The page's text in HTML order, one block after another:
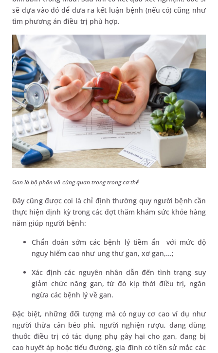
sẽ dựa vào đó để đưa ra kết luận bệnh (nếu có) cũng như
tìm phương án điều trị phù hợp.
Gan là bộ phận vô cùng quan trọng trong cơ thể
Đây cũng được coi là chỉ định thường quy người bệnh cần
thực hiện định kỳ trong các đợt thăm khám sức khỏe hàng
năm giúp người bệnh:
Chẩn đoán sớm các bệnh lý tiềm ẩn với mức độ
nguy hiểm cao như ung thư gan, xơ gan,...;
Xác định các nguyên nhân dẫn đến tình trạng suy
giảm chức năng gan, từ đó kịp thời điều trị, ngăn
ngừa các bệnh lý về gan.
Đặc biệt, những đối tượng mà có nguy cơ cao ví dụ như
người thừa cân béo phì, người nghiện rượu, đang dùng
thuốc điều trị có tác dụng phụ gây hại cho gan, đang bị
cao huyết áp hoặc tiểu đường, gia đình có tiền sử mắc các